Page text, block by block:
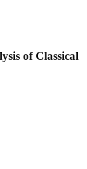
of Classical